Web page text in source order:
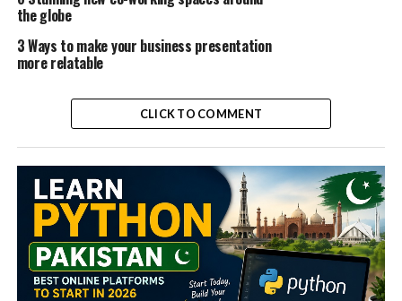
the globe
3 Ways to make your business presentation
more relatable
CLICK TO COMMENT